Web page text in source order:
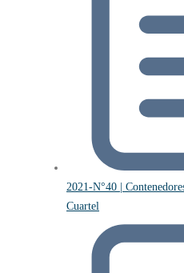
2021-N°40 |
Cuartel